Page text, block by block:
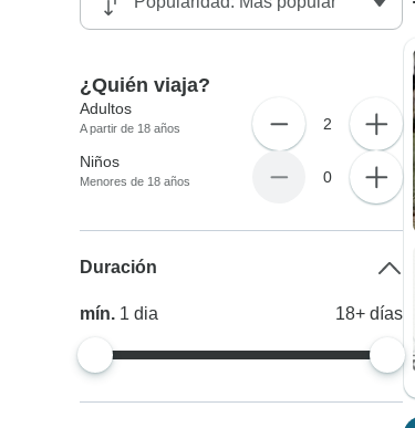
¿Quién viaja?
Adultos
A partir de 18 años 2
Niños
Menores de 18 años 0
Duración
mín. 1dia 18+ días